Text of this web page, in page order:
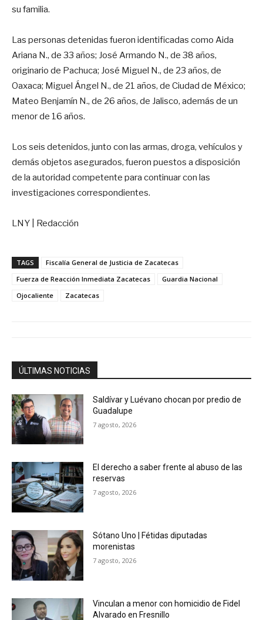
su familia.
Las personas detenidas fueron identificadas como Aida
Ariana N., de 33 años; José Armando N., de 38 años,
originario de Pachuca; José Miguel N., de 23 años, de
Oaxaca; Miguel Ángel N., de 21 años, de Ciudad de México;
Mateo Benjamín N., de 26 años, de Jalisco, además de un
menor de 16 años.
Los seis detenidos, junto con las armas, droga, vehículos y
demás objetos asegurados, fueron puestos a disposición
de la autoridad competente para continuar con las
investigaciones correspondientes.
LNY | Redacción
TAGS
Fiscalía General de Justicia de Zacatecas
Fuerza de Reacción Inmediata Zacatecas
Guardia Nacional
Ojocaliente
Zacatecas
ÚLTIMAS NOTICIAS
Saldívar y Luévano chocan por predio de
Guadalupe
7 agosto, 2026
El derecho a saber frente al abuso de las
reservas
7 agosto, 2026
Sótano Uno | Fétidas diputadas
morenistas
7 agosto, 2026
Vinculan a menor con homicidio de Fidel
Alvarado en Fresnillo